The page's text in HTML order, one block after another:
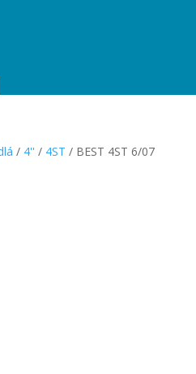
/ 4'' / 4ST / BEST 4ST 6/07